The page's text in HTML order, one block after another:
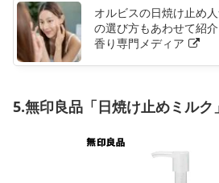
オルビスの日焼け止め
の選び方もあわせて紹
香り専門メディア
5.無印良品「日焼け止めミルク」